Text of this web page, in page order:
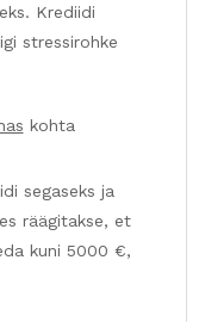
Krediidi
stressirohke
kohta
segaseks ja
räägitakse, et
kuni 5000 €,